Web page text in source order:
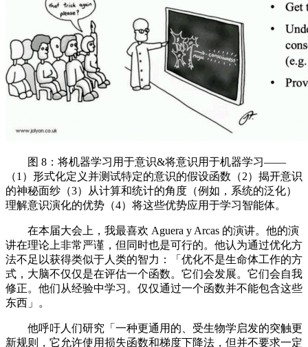
图 8：将机器学习用于意识&将意识用于机器学习——
（1）形式化定义并测试特定的意识的假设函数（2）揭开意识
的神秘面纱（3）从计算和统计的角度（例如，系统的泛化）
理解意识演化的优势（4）将这些优势应用于学习智能体。
在本届大会上，我最喜欢 Aguera y Arcas 的演讲。他的演
讲在理论上非常严谨，但同时也是可行的。他认为通过优化方
法不足以获得类似于人类的智力：「优化不是生命体工作的方
式，大脑不仅仅是在评估一个函数。它们会发展。它们会自我
修正。他们从经验中学习。仅仅通过一个函数并不能包含这些
东西」。
他呼吁人们研究「一种更通用的、受生物学启发的突触更
新规则，它允许使用损失函数和梯度下降法，但并不要求一定